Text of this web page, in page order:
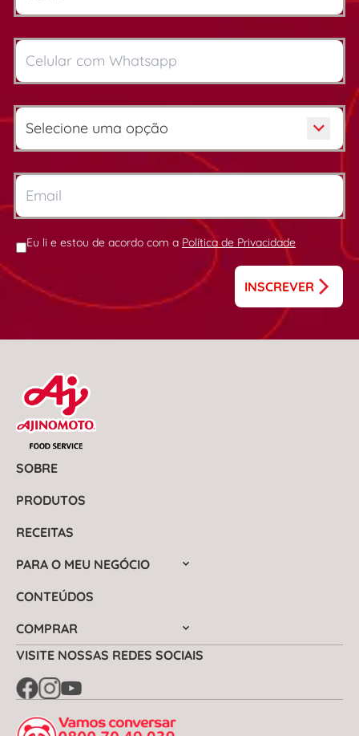
Eu li e estou de acordo com a Política de Privacidade
INSCREVER
SOBRE
PRODUTOS
RECEITAS
PARA O MEU NEGÓCIO
CONTEÚDOS
COMPRAR
VISITE NOSSAS REDES SOCIAIS